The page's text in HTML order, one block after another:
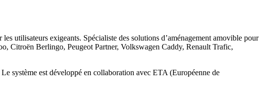
utilisateurs exigeants. Spécialiste des solutions d’aménagement amovible pour
Citroën Berlingo, Peugeot Partner, Volkswagen Caddy, Renault Trafic,
système est développé en collaboration avec ETA (Européenne de